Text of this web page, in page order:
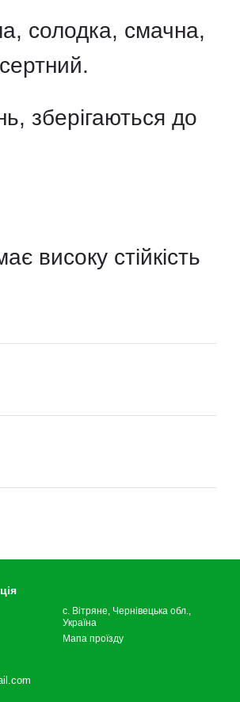
солодка, смачна,
зберігаються до
високу стійкість
с. Вітряне, Чернівецька обл.,
Україна
Мапа проїзду